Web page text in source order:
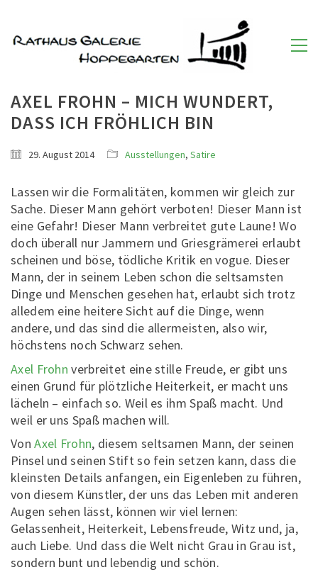
AXEL FROHN – MICH WUNDERT,
DASS ICH FRÖHLICH BIN
29. August 2014 Ausstellungen, Satire
Lassen wir die Formalitäten, kommen wir gleich zur
Sache. Dieser Mann gehört verboten! Dieser Mann ist
eine Gefahr! Dieser Mann verbreitet gute Laune! Wo
doch überall nur Jammern und Griesgrämerei erlaubt
scheinen und böse, tödliche Kritik en vogue. Dieser
Mann, der in seinem Leben schon die seltsamsten
Dinge und Menschen gesehen hat, erlaubt sich trotz
alledem eine heitere Sicht auf die Dinge, wenn
andere, und das sind die allermeisten, also wir,
höchstens noch Schwarz sehen.
Axel Frohn verbreitet eine stille Freude, er gibt uns
einen Grund für plötzliche Heiterkeit, er macht uns
lächeln – einfach so. Weil es ihm Spaß macht. Und
weil er uns Spaß machen will.
Von Axel Frohn, diesem seltsamen Mann, der seinen
Pinsel und seinen Stift so fein setzen kann, dass die
kleinsten Details anfangen, ein Eigenleben zu führen,
von diesem Künstler, der uns das Leben mit anderen
Augen sehen lässt, können wir viel lernen:
Gelassenheit, Heiterkeit, Lebensfreude, Witz und, ja,
auch Liebe. Und dass die Welt nicht Grau in Grau ist,
sondern bunt und lebendig und schön.